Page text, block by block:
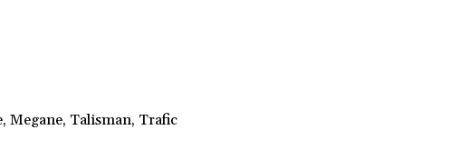
Megane, Talisman, Trafic